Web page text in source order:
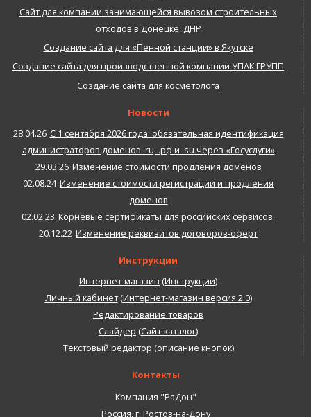
Сайт для компании занимающейся вывозом строительных
отходов в Донецке, ДНР
Создание сайта для «Пенной станции» в Якутске
Создание сайта для производственной компании УПАК ГРУПП
Создание сайта для косметолога
Новости
28.04.26 С 1 сентября 2026 года: обязательная идентификация
администраторов доменов .ru, .рф и .su через «Госуслуги»
29.03.26 Изменение стоимости продления доменов
02.08.24 Изменение стоимости регистрации и продления
доменов
02.02.23 Корневые сертификаты для российских сервисов.
20.12.22 Изменение реквизитов договоров-оферт
Инструкции
Интернет-магазин (Инструкции)
Личный кабинет(Интернет-магазин версия 2.0)
Редактирование товаров
Слайдер (Сайт-каталог)
Текстовый редактор (описание кнопок)
Контакты
Компания "РаДон"
Россия,г. Ростов-на-Дону